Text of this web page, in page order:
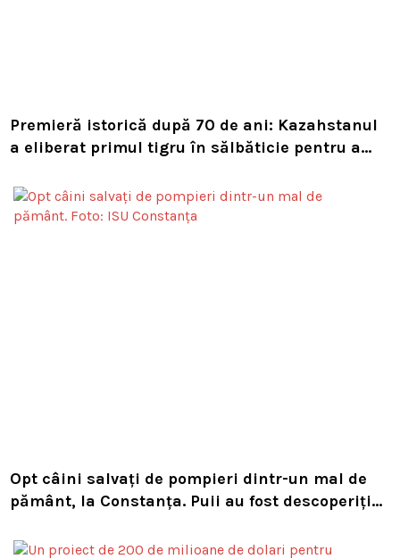
Premieră istorică după 70 de ani: Kazahstanul
a eliberat primul tigru în sălbăticie pentru a
natural
Opt câini salvați de pompieri dintr-un mal de
pământ, la Constanța. Puii au fost descoperiți